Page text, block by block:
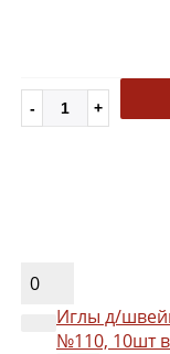
0
Иглы д/
№110, 10шт